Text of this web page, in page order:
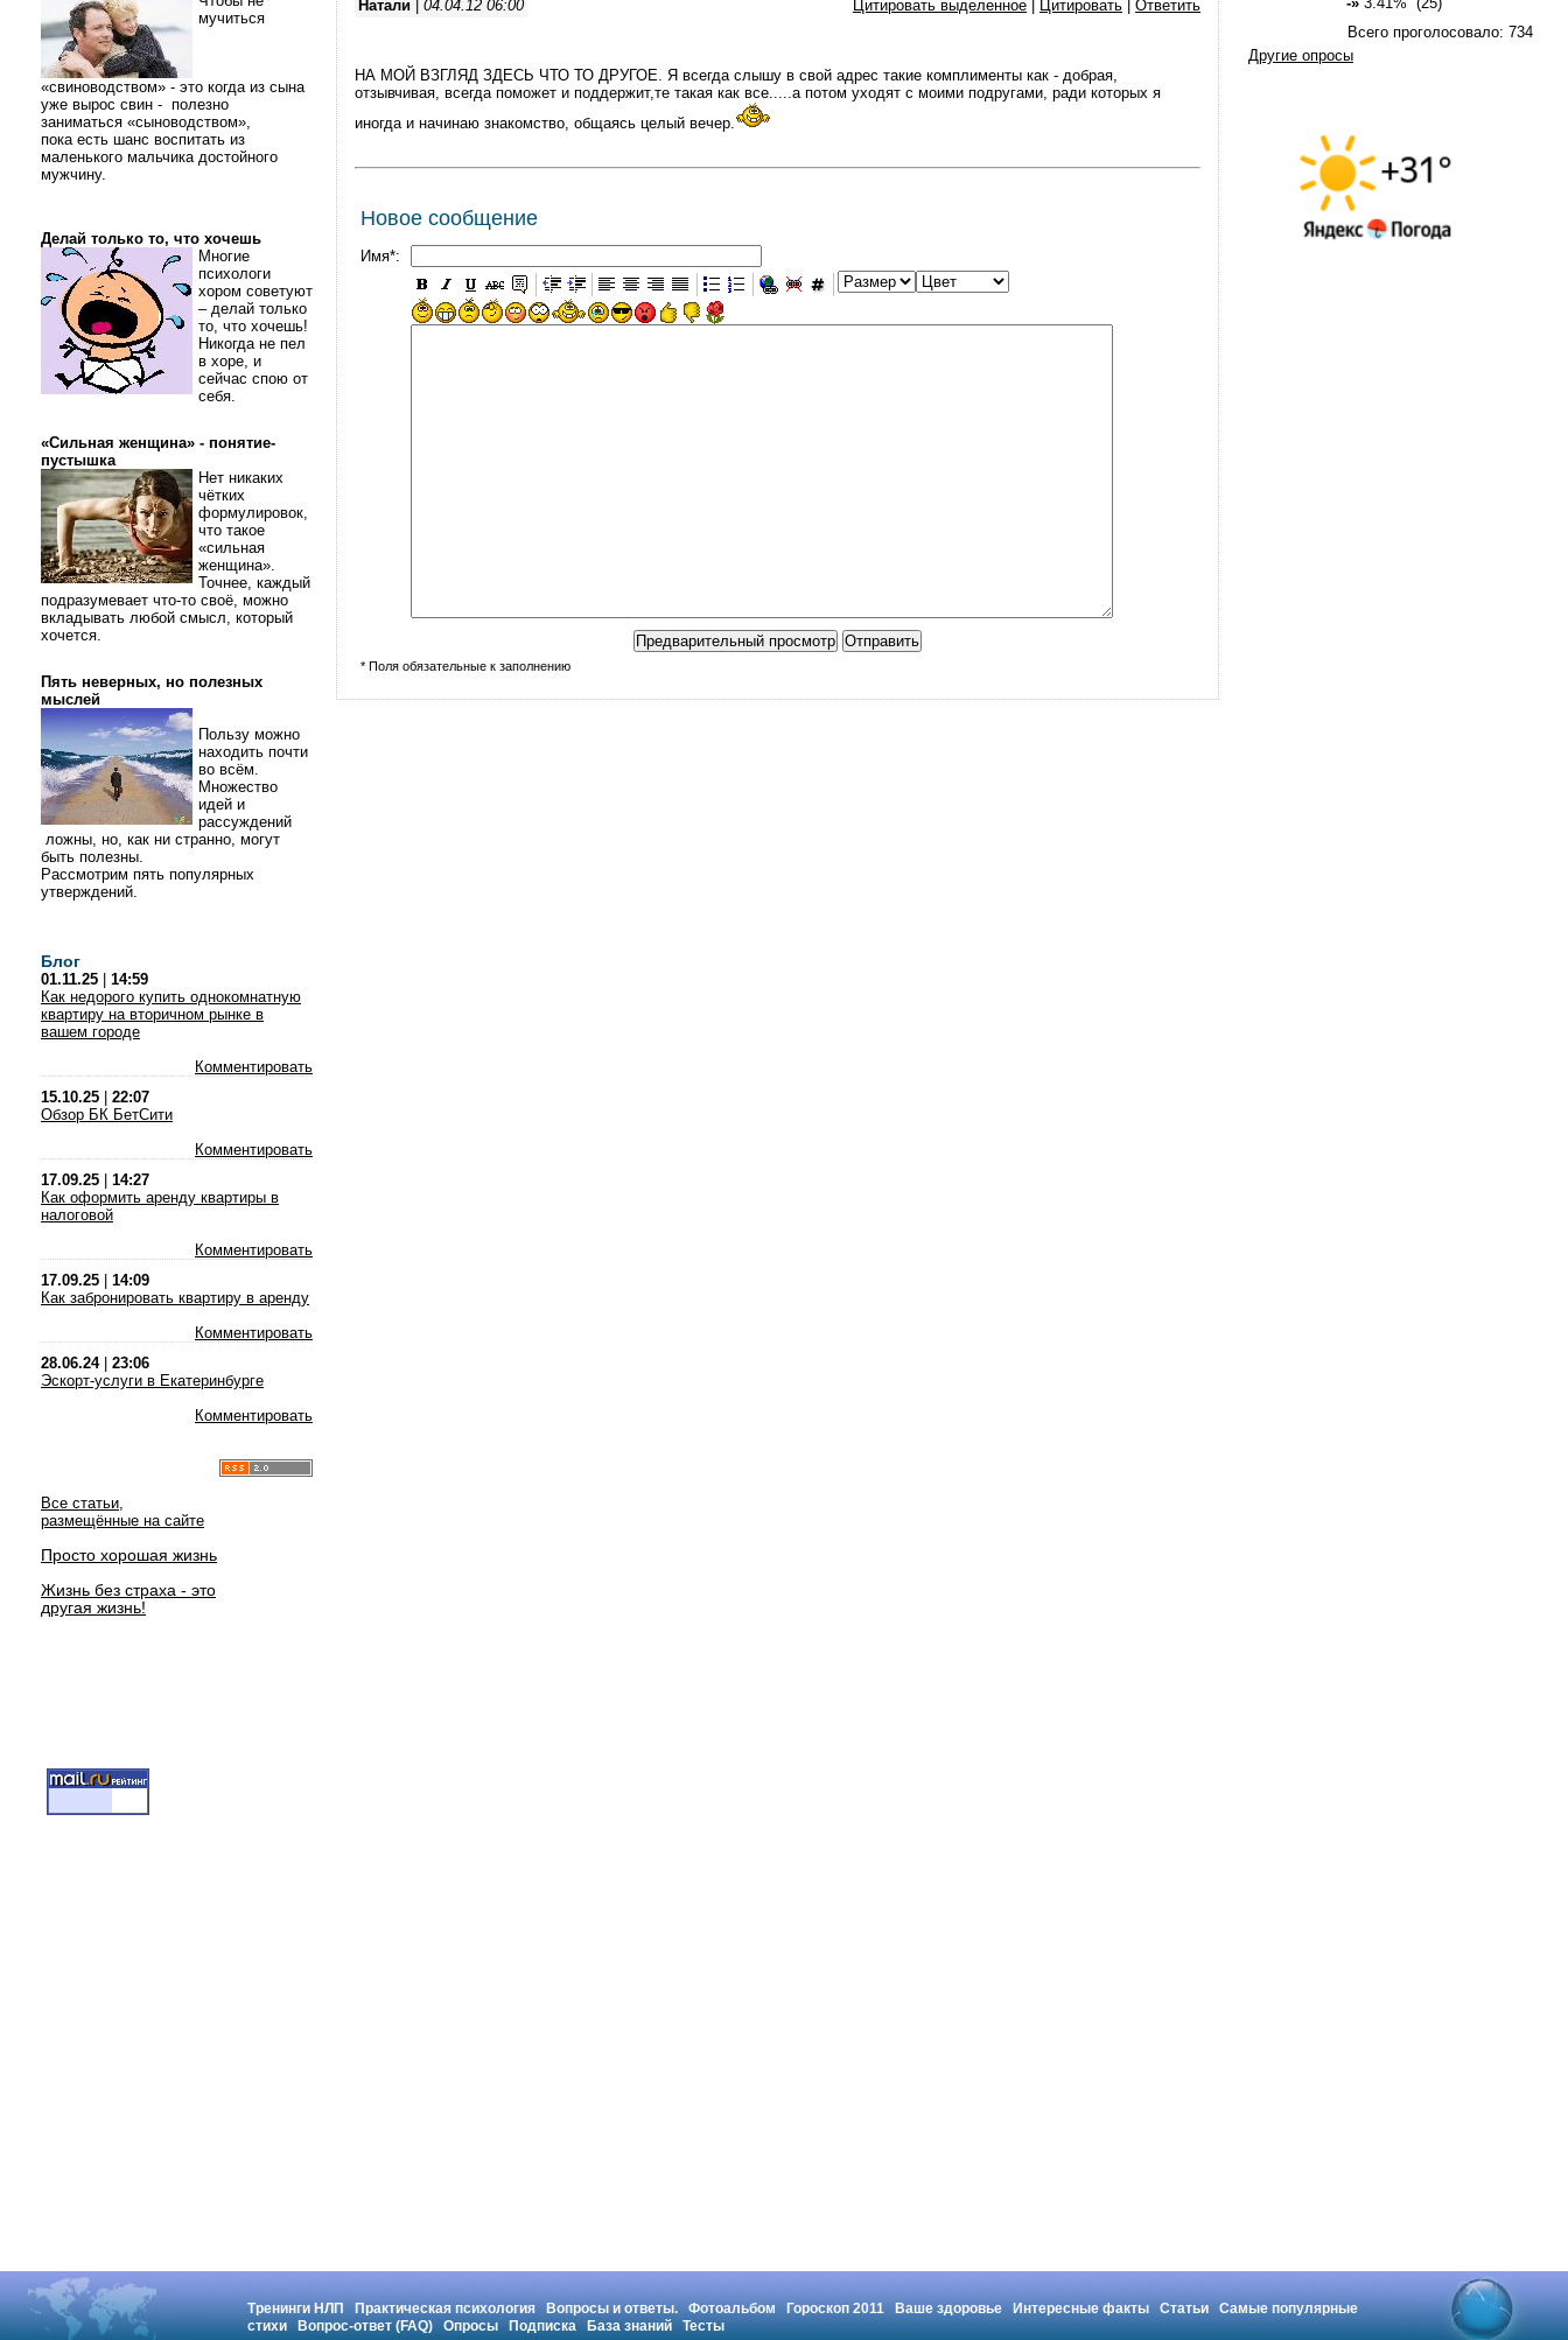
мучиться
«свиноводством» - это когда из сына
уже вырос свин - полезно
заниматься «сыноводством»,
пока есть шанс воспитать из
маленького мальчика достойного
мужчину.
Делай только то, что хочешь
Многие
психологи
хором советуют
– делай только
то, что хочешь!
Никогда не пел
в хоре, и
сейчас спою от
себя.
«Сильная женщина» - понятие-
пустышка
Нет никаких
чётких
формулировок,
что такое
«сильная
женщина».
Точнее, каждый
подразумевает что-то своё, можно
вкладывать любой смысл, который
хочется.
Пять неверных, но полезных
мыслей
Пользу можно
находить почти
во всём.
Множество
идей и
рассуждений
ложны, но, как ни странно, могут
быть полезны.
Рассмотрим пять популярных
утверждений.
Блог
01.11.25
14:59
Как недорого купить однокомнатную
квартиру на вторичном рынке в
вашем городе
Комментировать
15.10.25
22:07
Обзор БК БетСити
Комментировать
17.09.25
14:27
Как оформить аренду квартиры в
налоговой
Комментировать
17.09.25
14:09
Как забронировать квартиру в аренду
Комментировать
28.06.24| 23:06
Эскорт-услуги в Екатеринбурге
Комментировать
Все статьи,
размещённые на сайте
Просто хорошая жизнь
Жизнь без страха - это
другая жизнь!
Натали 04.04.12 06:00 Цитировать выделенное Цитировать Ответить
НА МОЙ ВЗГЛЯД ЗДЕСЬ ЧТО ТО ДРУГОЕ. Я всегда слышу в свой адрес такие комплименты как - добрая,
отзывчивая, всегда поможет и поддержит,те такая как все.....а потом уходят с моими подругами, ради которых я
иногда и начинаю знакомство, общаясь целый вечер.
Новое сообщение
Имя*:
* Поля обязательные к заполнению
Всего проголосовало: 734
Другие опросы
Тренинги НЛП Практическая психология Вопросы и ответы. Фотоальбом Гороскоп 2011 Ваше здоровье Интересные факты Статьи
Самые популярные
стихи
Вопрос-ответ (FAQ) Опросы Подписка База знаний Тесты